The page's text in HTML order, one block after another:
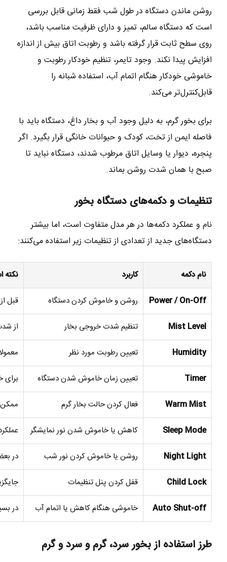
روشن ماندن دستگاه در طول شب فقط زمانی قابل بررسی
است که دستگاه سالم، تمیز و دارای ظرفیت مناسب باشد،
روی سطح ثابت قرار گرفته باشد و رطوبت اتاق بیش از اندازه
افزایش پیدا نکند. وجود تایمر، تنظیم خودکار رطوبت و
خاموشی خودکار هنگام اتمام آب، استفاده شبانه را
قابل‌کنترل‌تر می‌کند.
برای بخور گرم، به دلیل وجود آب و بخار داغ، دستگاه باید با
فاصله ایمن از تخت، کودک و حیوانات خانگی قرار بگیرد. اگر
پنجره، دیوار یا وسایل اتاق مرطوب شدند، دستگاه نباید تا
صبح با همان شدت روشن بماند.
تنظیمات و دکمه‌های دستگاه بخور
نام و عملکرد دکمه‌ها در هر مدل متفاوت است، اما بیشتر
دستگاه‌های جدید از تعدادی از تنظیمات زیر استفاده می‌کنند:
نام دکمه کاربرد نکته
Power / On-Off روشن و خاموش کردن دستگاه قبل
Mist Level تنظیم شدت خروجی بخار از
Humidity تعیین رطوبت مورد نظر معمولاً
Timer تعیین زمان خاموش شدن دستگاه برای
Warm Mist فعال کردن حالت بخار گرم ممکن
Sleep Mode کاهش یا خاموش شدن نور نمایشگر
Night Light روشن یا خاموش کردن نور شب در
Child Lock قفل کردن پنل تنظیمات
Auto Shut-off خاموشی هنگام کاهش یا اتمام آب در
طرز استفاده از بخور سرد، گرم و سرد و گرم